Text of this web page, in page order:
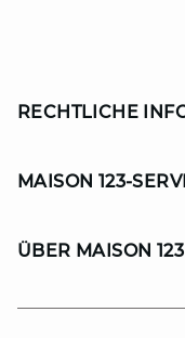
RECHTLICHE
MAISON 123-
ÜBER MAISON 123